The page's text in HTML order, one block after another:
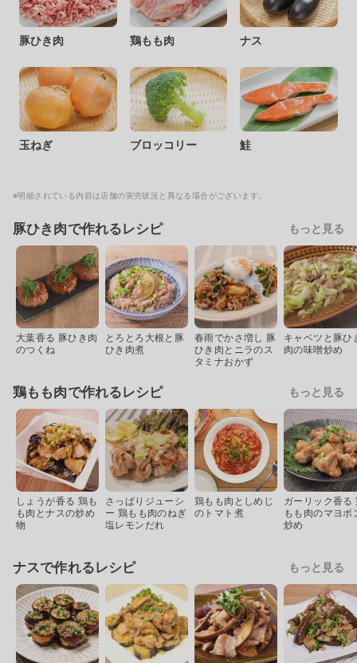
豚ひき肉 鶏もも肉 ナス
玉ねぎ ブロッコリー 鮭
※明細されている内容は店舗の実売状況と異なる場合がございます。
豚ひき肉で作れるレシピ もっと見る
大葉香る 豚ひき肉
のつくね
とろとろ大根と豚
ひき肉煮
春雨でかさ増し 豚
ひき肉とニラのス
タミナおかず
キャベツと豚ひ
肉の味噌炒め
鶏もも肉で作れるレシピ もっと見る
しょうが香る 鶏も
も肉とナスの炒め
物
さっぱりジューシ
ー 鶏もも肉のねぎ
塩レモンだれ
鶏もも肉としめじ
のトマト煮
ガーリック香る
もも肉のマヨポ
炒め
ナスで作れるレシピ もっと見る